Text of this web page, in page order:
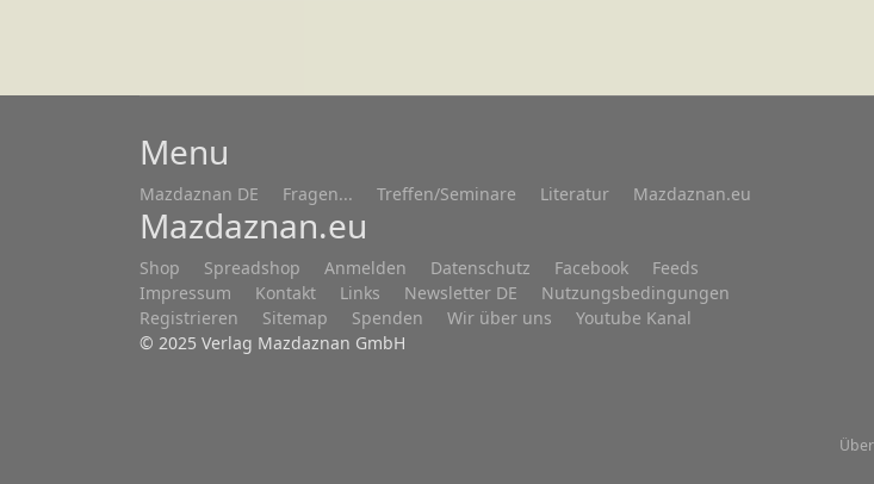
Menu
Mazdaznan DE Fragen... Treffen/Seminare Literatur Mazdaznan.eu
Mazdaznan.eu
Shop Spreadshop Anmelden Datenschutz Facebook
Feeds
Impressum
Kontakt Links Newsletter DE
Nutzungsbedingungen
Registrieren
Sitemap Spenden Wir über uns
Youtube Kanal
© 2025 Verlag Mazdaznan GmbH